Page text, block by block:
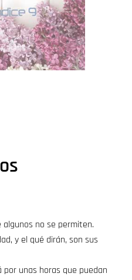
no se permiten.
y el qué dirán, son sus
por unas horas que puedan